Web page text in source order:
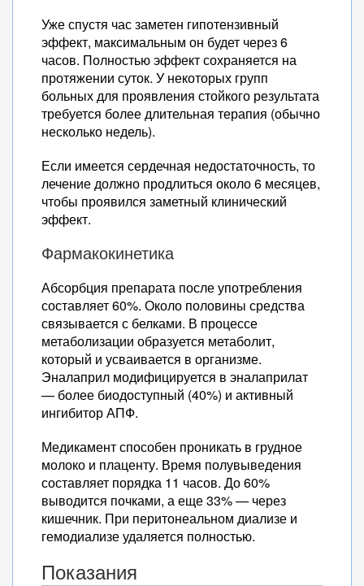
Уже спустя час заметен гипотензивный
эффект, максимальным он будет через 6
часов. Полностью эффект сохраняется на
протяжении суток. У некоторых групп
больных для проявления стойкого результата
требуется более длительная терапия (обычно
несколько недель).
Если имеется сердечная недостаточность, то
лечение должно продлиться около 6 месяцев,
чтобы проявился заметный клинический
эффект.
Фармакокинетика
Абсорбция препарата после употребления
составляет 60%. Около половины средства
связывается с белками. В процессе
метаболизации образуется метаболит,
который и усваивается в организме.
Эналаприл модифицируется в эналаприлат
— более биодоступный (40%) и активный
ингибитор АПФ.
Медикамент способен проникать в грудное
молоко и плаценту. Время полувыведения
составляет порядка 11 часов. До 60%
выводится почками, а еще 33% — через
кишечник. При перитонеальном диализе и
гемодиализе удаляется полностью.
Показания